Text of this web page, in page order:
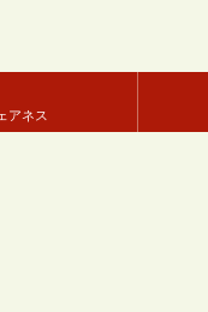
アネス